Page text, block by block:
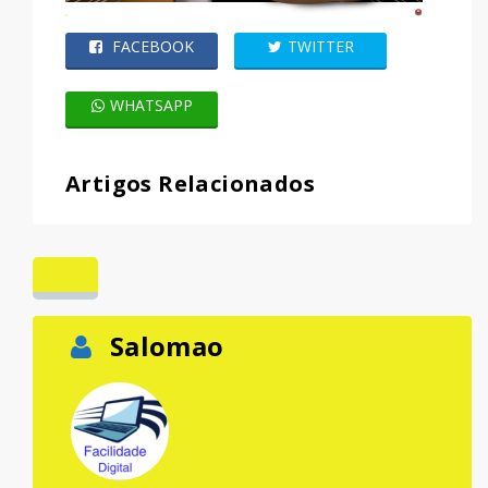
FACEBOOK TWITTER
WHATSAPP
Artigos Relacionados
Salomao